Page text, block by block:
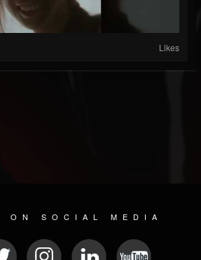
Likes
SOCIAL MEDIA